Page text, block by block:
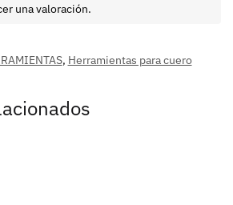
una valoración.
, Herramientas para cuero